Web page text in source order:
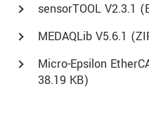
sensorTOOL V2.3.1 (
MEDAQLib V5.6.1 (
Micro-Epsilon
38.19 KB)